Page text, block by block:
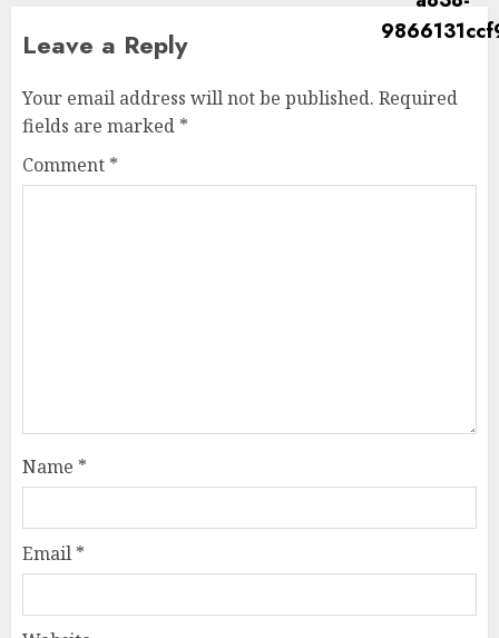
Leave a Reply
Your email address will not be published. Required
fields are marked *
Comment *
Name *
Email *